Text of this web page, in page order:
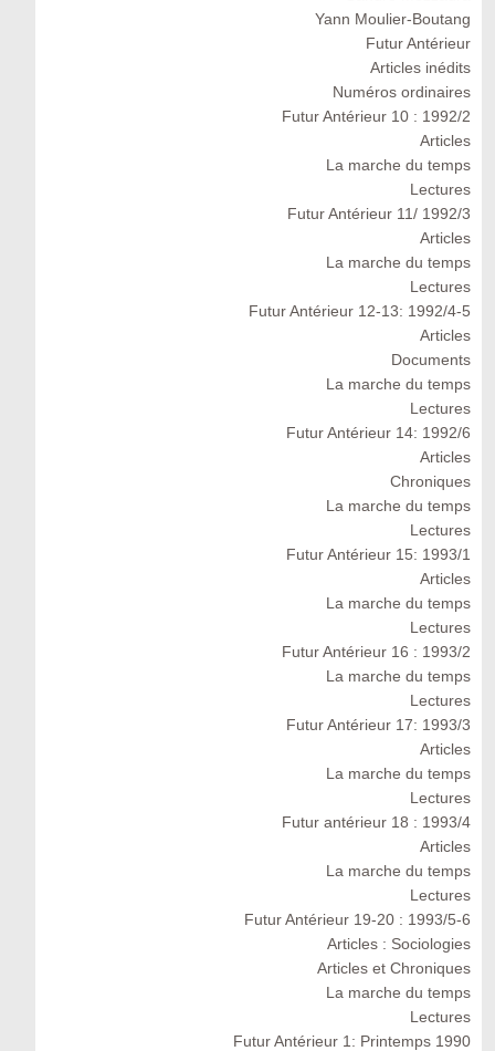
Yann Moulier-Boutang
Futur Antérieur
Articles inédits
Numéros ordinaires
Futur Antérieur 10 : 1992/2
Articles
La marche du temps
Lectures
Futur Antérieur 11/ 1992/3
Articles
La marche du temps
Lectures
Futur Antérieur 12-13: 1992/4-5
Articles
Documents
La marche du temps
Lectures
Futur Antérieur 14: 1992/6
Articles
Chroniques
La marche du temps
Lectures
Futur Antérieur 15: 1993/1
Articles
La marche du temps
Lectures
Futur Antérieur 16 : 1993/2
La marche du temps
Lectures
Futur Antérieur 17: 1993/3
Articles
La marche du temps
Lectures
Futur antérieur 18 : 1993/4
Articles
La marche du temps
Lectures
Futur Antérieur 19-20 : 1993/5-6
Articles : Sociologies
Articles et Chroniques
La marche du temps
Lectures
Futur Antérieur 1: Printemps 1990